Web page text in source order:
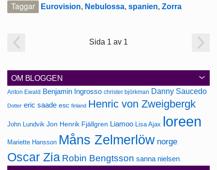
Taggar Eurovision, Nebulossa, spanien, Zorra
Sida 1 av 1
OM BLOGGEN
Anton Ewald Benjamin Ingrosso christer björkman Danny Saucedo
Dotter eric saade esc finland Henric von Zweigbergk
John Lundvik Jon Henrik Fjällgren Liamoo Lisa Ajax loreen
Mariette Hansson Måns Zelmerlöw norge
Oscar Zia Robin Bengtsson sanna nielsen